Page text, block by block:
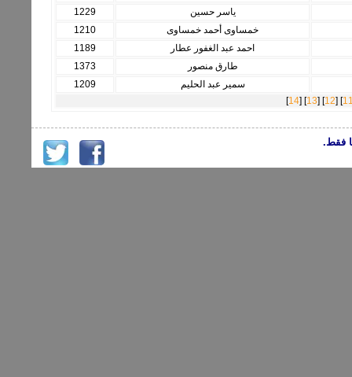
ياسر حسين
1229
خمساوى أحمد خمساوى
1210
احمد عبد الغفور عطار
1189
طارق منصور
1373
سمير عبد الحليم
1209
] [
12
] [
13
] [
14
]